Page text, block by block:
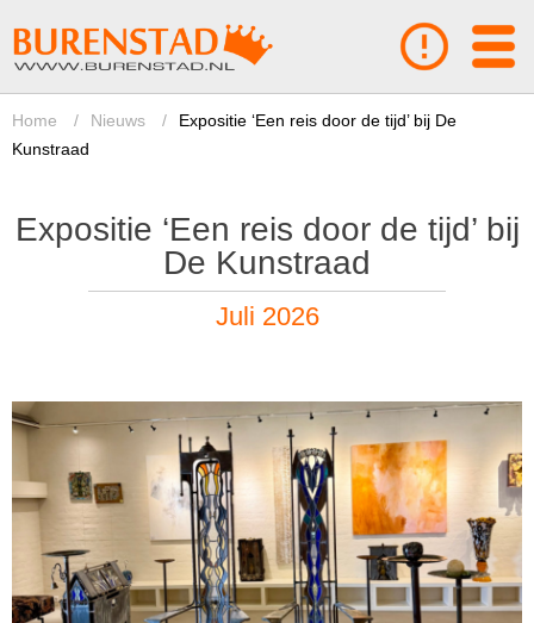
Home / Nieuws /
Expositie ‘Een reis door de tijd’ bij De
Kunstraad
Expositie ‘Een reis door de tijd’ bij
De Kunstraad
Juli 2026